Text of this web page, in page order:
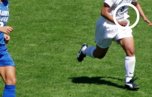
play_arrow